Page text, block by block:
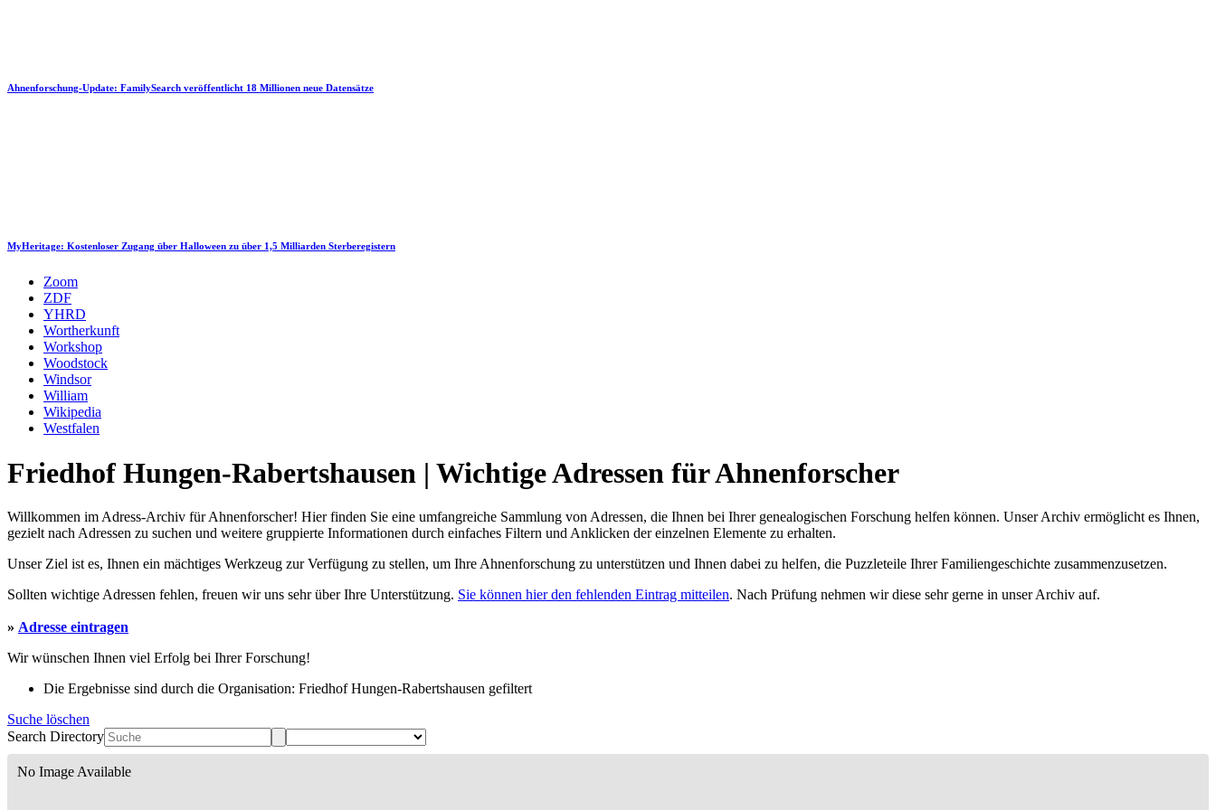
Ahnenforschung-Update: FamilySearch veröffentlicht 18 Millionen neue Datensätze
MyHeritage: Kostenloser Zugang über Halloween zu über 1,5 Milliarden Sterberegistern
Zoom
ZDF
YHRD
Wortherkunft
Workshop
Woodstock
Windsor
William
Wikipedia
Westfalen
Friedhof Hungen-Rabertshausen | Wichtige Adressen für Ahnenforscher
Willkommen im Adress-Archiv für Ahnenforscher! Hier finden Sie eine umfangreiche Sammlung von Adressen, die Ihnen bei Ihrer genealogischen Forschung helfen können. Unser Archiv ermöglicht es Ihnen,
gezielt nach Adressen zu suchen und weitere gruppierte Informationen durch einfaches Filtern und Anklicken der einzelnen Elemente zu erhalten.
Unser Ziel ist es, Ihnen ein mächtiges Werkzeug zur Verfügung zu stellen, um Ihre Ahnenforschung zu unterstützen und Ihnen dabei zu helfen, die Puzzleteile Ihrer Familiengeschichte zusammenzusetzen.
Sollten wichtige Adressen fehlen, freuen wir uns sehr über Ihre Unterstützung. Sie können hier den fehlenden Eintrag mitteilen. Nach Prüfung nehmen wir diese sehr gerne in unser Archiv auf.
» Adresse eintragen
Wir wünschen Ihnen viel Erfolg bei Ihrer Forschung!
Die Ergebnisse sind durch die Organisation: Friedhof Hungen-Rabertshausen gefiltert
Suche löschen
Search Directory
No Image Available